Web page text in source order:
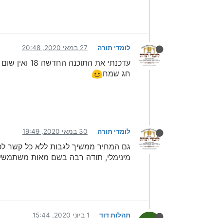
לומדי תורה 27 במאי 2020, 20:48
עדכנתי את התוכנה החדשה 18 ואין שום חלון הגדרות של הדפסה דו צדדי וכו', ר' אברהם נודה לך מאוד אם לכבוד מתן תורתינו נזכה לדו צדדי
חג שמח
לומדי תורה 30 במאי 2020, 19:49
מינימלי, תודה רבה בשם מאות
תהלות דוד 1 ביוני 2020, 15:44